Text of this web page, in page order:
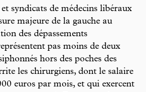
syndicats de médecins libéraux
majeure de la gauche au
des dépassements
pas moins de deux
hors des poches des
les chirurgiens, dont le salaire
euros par mois, et qui exercent